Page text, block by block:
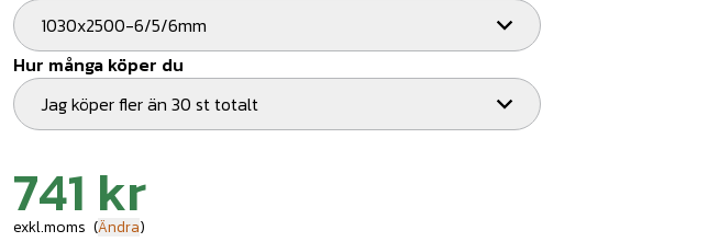
1030x2500-6/5/6mm
Hur många köper du
Jag köper fler än 30 st totalt
741 kr
exkl.moms (Ändra)